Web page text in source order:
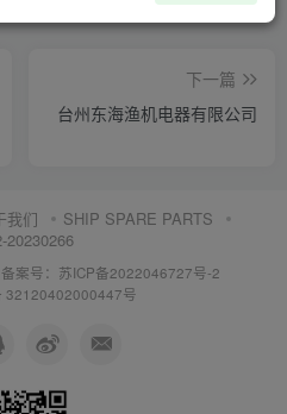
下一篇
台州东海渔机电器有限公司
我们
SHIP SPARE PARTS
20230266
备案号：苏ICP备2022046727号-2
32120402000447号